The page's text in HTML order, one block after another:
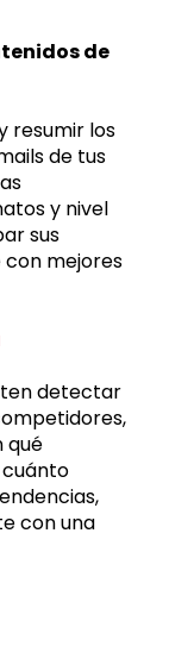
de
resumir los
de tus
y nivel
sus
mejores
detectar
qué
con una